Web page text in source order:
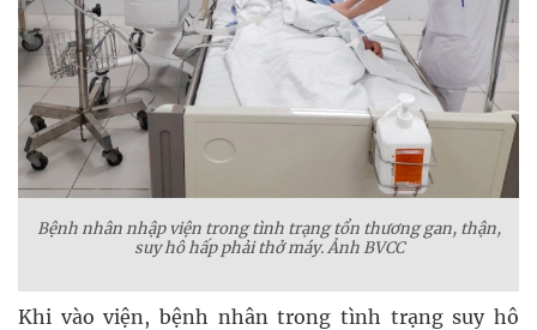
Bệnh nhân nhập viện trong tình trạng tổn thương gan, thận,
suy hô hấp phải thở máy. Ảnh BVCC
Khi vào viện, bệnh nhân trong tình trạng suy hô